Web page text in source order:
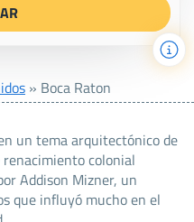
» Boca Raton
un tema arquitectónico de
colonial
Addison Mizner, un
que influyó mucho en el